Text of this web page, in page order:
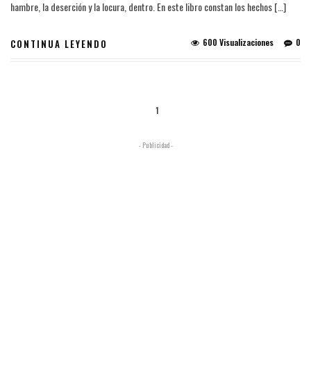
hambre, la deserción y la locura, dentro. En este libro constan los hechos […]
CONTINUA LEYENDO 0
600 Visualizaciones
1
- Publicidad -